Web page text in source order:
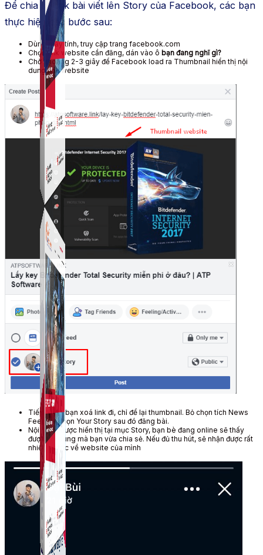
Simple Live
Phần mềm tạo kịch bản bình luận livestream Tiktok
Simple Instagram
Phần mềm gửi follow, nhắn tin, nuôi nick Instagram.
Để chia sẻ link bài viết lên Story của Facebook, các bạn
thực hiện các bước sau:
Dùng máy tính, truy cập trang facebook.com
Chọn link website cần đăng, dán vào ô bạn đang nghĩ gì?
Chờ khoảng 2-3 giây để Facebook load ra Thumbnail hiển thị nội
dung link website
Tiếp theo, bạn xoá link đi, chỉ để lại thumbnail. Bỏ chọn tích News
Feed và chọn Your Story sau đó đăng bài.
Nội dung được hiển thị tại mục Story, bạn bè đang online sẽ thấy
được nội dung mà bạn vừa chia sẻ. Nếu đủ thu hút, sẽ nhận được rất
nhiều traffic về website của mình